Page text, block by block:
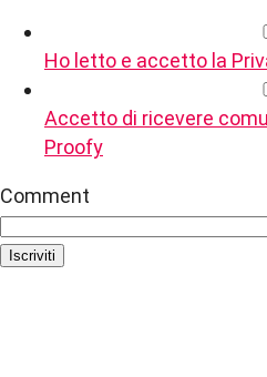
Ho letto e accetto la
Accetto di ricevere
Proofy
Comment
Iscriviti